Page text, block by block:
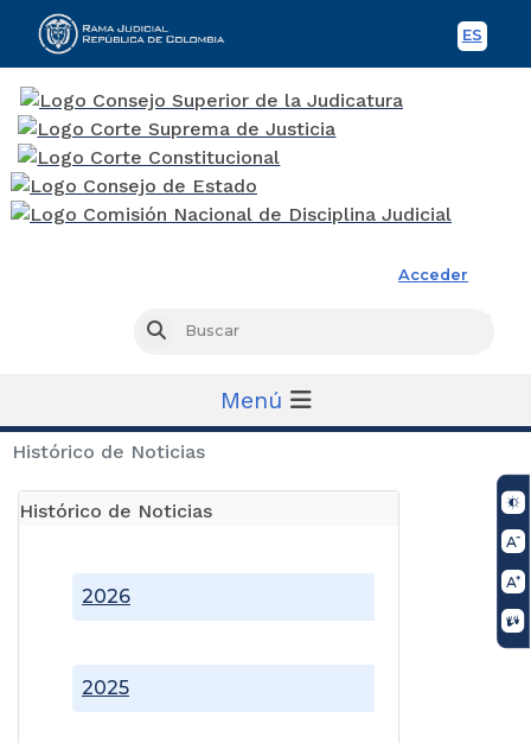
ES
Acceder
Buscar
Menú
Histórico de Noticias
Histórico de Noticias
2025
2026